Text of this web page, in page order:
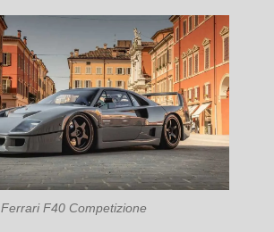
Ferrari F40 Competizione